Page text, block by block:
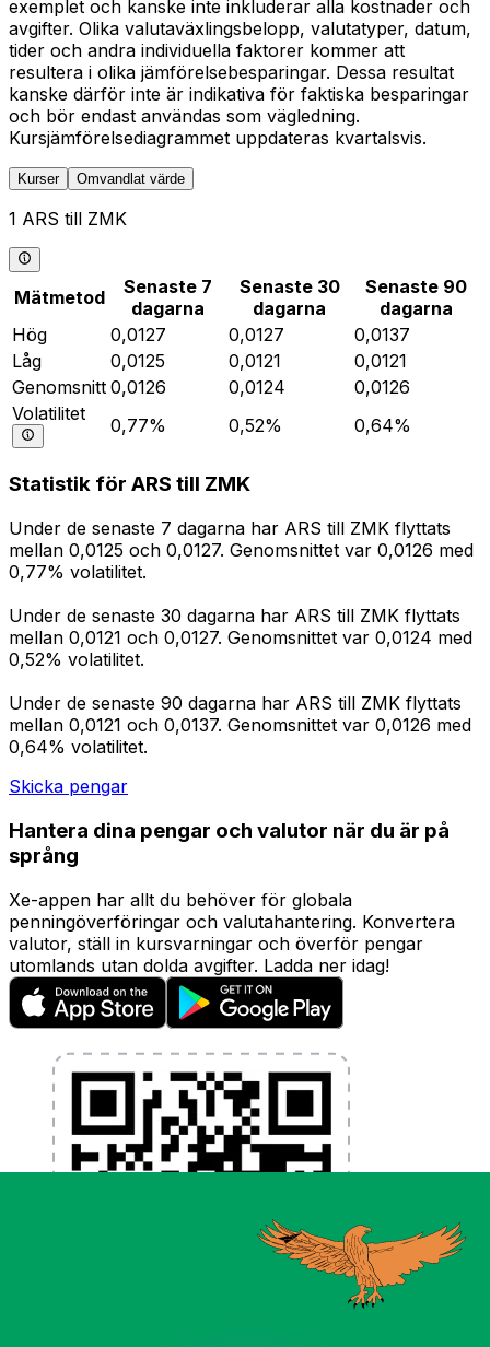
exemplet och kanske inte inkluderar alla kostnader och
avgifter. Olika valutaväxlingsbelopp, valutatyper, datum,
tider och andra individuella faktorer kommer att
resultera i olika jämförelsebesparingar. Dessa resultat
kanske därför inte är indikativa för faktiska besparingar
och bör endast användas som vägledning.
Kursjämförelsediagrammet uppdateras kvartalsvis.
Kurser Omvandlat värde
1 ARS till ZMK
Mätmetod
Senaste 7
dagarna
Senaste 30
dagarna
Senaste 90
dagarna
Hög
0,0127 0,0127
0,0137
Låg
0,0125 0,0121
0,0121
Genomsnitt 0,0126 0,0124
0,0126
Volatilitet
0,77% 0,52% 0,64%
Statistik för ARS till ZMK
Under de senaste 7 dagarna har ARS till ZMK flyttats
mellan 0,0125 och 0,0127. Genomsnittet var 0,0126 med
0,77% volatilitet.
Under de senaste 30 dagarna har ARS till ZMK flyttats
mellan 0,0121 och 0,0127. Genomsnittet var 0,0124 med
0,52% volatilitet.
Under de senaste 90 dagarna har ARS till ZMK flyttats
mellan 0,0121 och 0,0137. Genomsnittet var 0,0126 med
0,64% volatilitet.
Skicka pengar
Hantera dina pengar och valutor när du är på
språng
Xe-appen har allt du behöver för globala
penningöverföringar och valutahantering. Konvertera
valutor, ställ in kursvarningar och överför pengar
utomlands utan dolda avgifter. Ladda ner idag!